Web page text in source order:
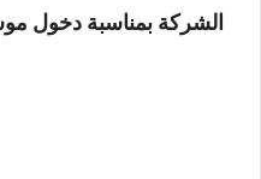
الشركة بمناسبة دخول